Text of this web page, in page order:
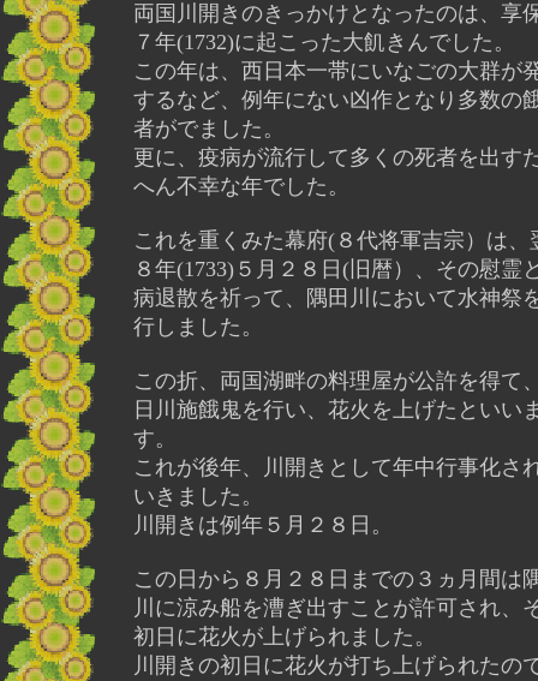
両国川開きのきっかけとなったのは、享
７年(1732)に起こった大飢きんでした。
この年は、西日本一帯にいなごの大群が
するなど、例年にない凶作となり多数の
者がでました。
更に、疫病が流行して多くの死者を出す
へん不幸な年でした。
これを重くみた幕府(８代将軍吉宗）は、
８年(1733)５月２８日(旧暦）、その慰霊
病退散を祈って、隅田川において水神祭
行しました。
この折、両国湖畔の料理屋が公許を得て
日川施餓鬼を行い、花火を上げたといい
す。
これが後年、川開きとして年中行事化さ
いきました。
川開きは例年５月２８日。
この日から８月２８日までの３ヵ月間は
川に涼み船を漕ぎ出すことが許可され、
初日に花火が上げられました。
川開きの初日に花火が打ち上げられたの